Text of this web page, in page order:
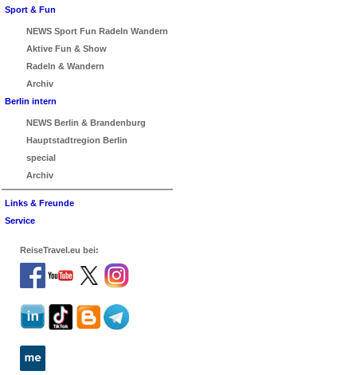
Sport & Fun
NEWS Sport Fun Radeln Wandern
Aktive Fun & Show
Radeln & Wandern
Archiv
Berlin intern
NEWS Berlin & Brandenburg
Hauptstadtregion Berlin
special
Archiv
Links & Freunde
Service
ReiseTravel.eu bei: